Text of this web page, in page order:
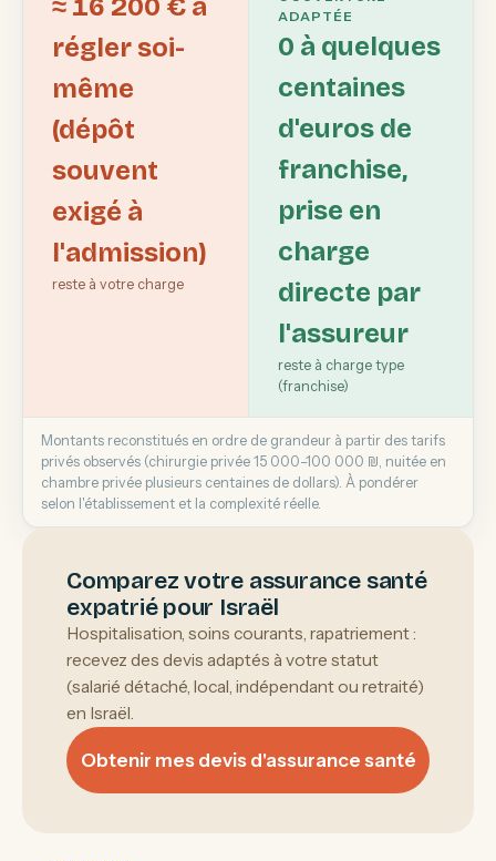
≈ 16 200 € à
régler soi-
même
(dépôt
souvent
exigé à
l'admission)
reste à votre charge
ADAPTÉE
0 à quelques
centaines
d'euros de
franchise,
prise en
charge
directe par
l'assureur
reste à charge type
(franchise)
Montants reconstitués en ordre de grandeur à partir des tarifs
privés observés (chirurgie privée 15 000–100 000 ₪, nuitée en
chambre privée plusieurs centaines de dollars). À pondérer
selon l'établissement et la complexité réelle.
Comparez votre assurance santé
expatrié pour Israël
Hospitalisation, soins courants, rapatriement :
recevez des devis adaptés à votre statut
(salarié détaché, local, indépendant ou retraité)
en Israël.
Obtenir mes devis d'assurance santé